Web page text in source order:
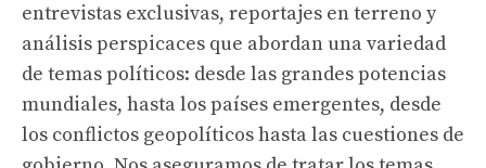
entrevistas exclusivas, reportajes en terreno y
análisis perspicaces que abordan una variedad
de temas políticos: desde las grandes potencias
mundiales, hasta los países emergentes, desde
los conflictos geopolíticos hasta las cuestiones de